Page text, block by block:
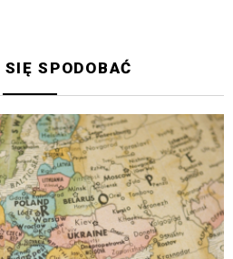
SPODOBAĆ